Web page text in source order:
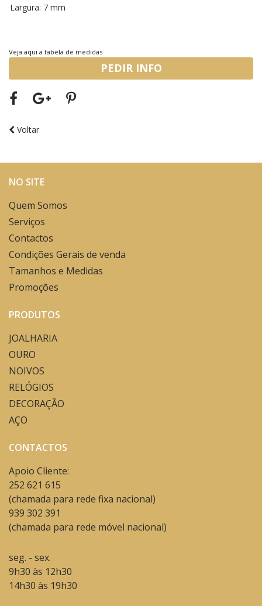
Largura: 7 mm
Veja aqui a tabela de medidas
PEDIR INFO
Voltar
NO SITE
Quem Somos
Serviços
Contactos
Condições Gerais de venda
Tamanhos e Medidas
Promoções
PRODUTOS
JOALHARIA
OURO
NOIVOS
RELÓGIOS
DECORAÇÃO
AÇO
CONTACTOS
Apoio Cliente:
252 621 615
(chamada para rede fixa nacional)
939 302 391
(chamada para rede móvel nacional)
seg. - sex.
9h30 às 12h30
14h30 às 19h30